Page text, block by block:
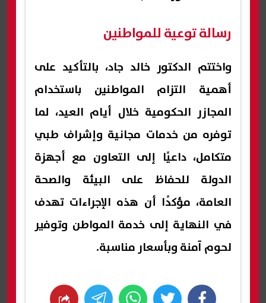
رسالة توعية للمواطنين
واختتم الدكتور خالد جاد، بالتأكيد على
أهمية التزام المواطنين باستخدام
المجازر الحكومية خلال أيام العيد، لما
توفره من خدمات مجانية وإشراف طبي
متكامل، داعيًا إلى التعاون مع أجهزة
الدولة للحفاظ على البيئة والصحة
العامة، مؤكدًا أن هذه الإجراءات تهدف
في النهاية إلى خدمة المواطن وتوفير
لحوم آمنة وبأسعار مناسبة.